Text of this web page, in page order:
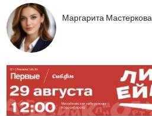
Маргарита Мастеркова